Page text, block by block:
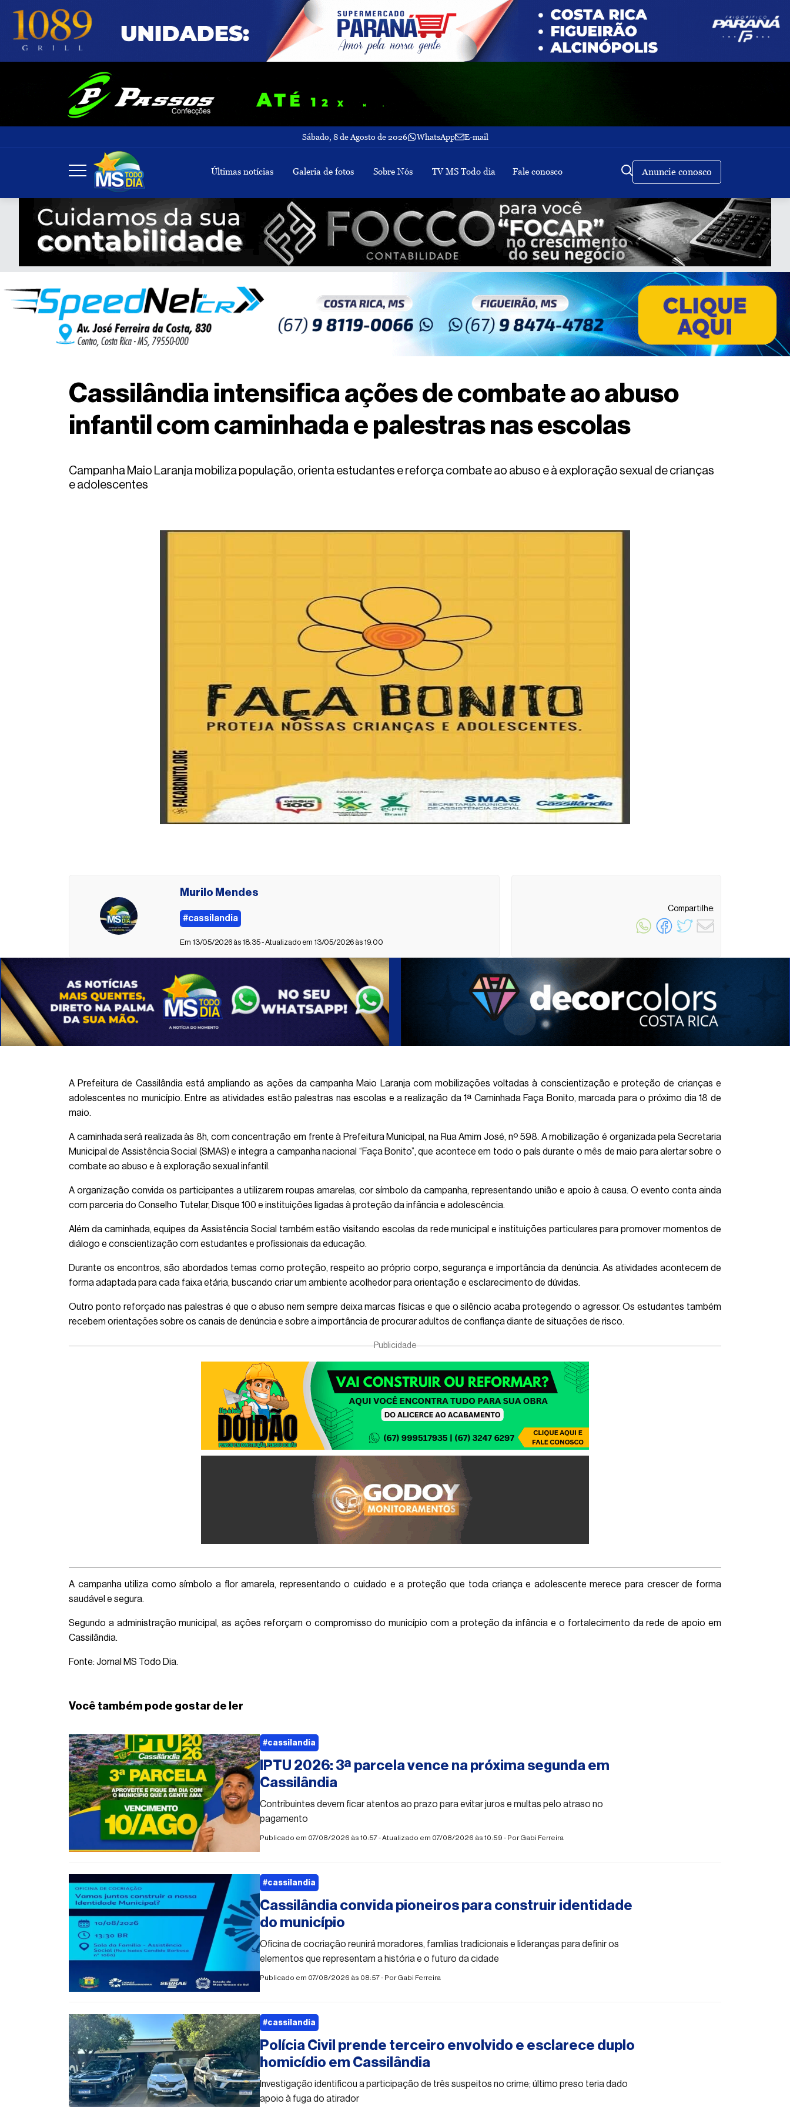
Sábado, 8 de Agosto de 2026 WhatsApp E-mail
Últimas notícias Galeria de fotos Sobre Nós TV MS Todo dia Fale conosco Anuncie conosco
Buscar
Cassilândia intensifica ações de combate ao abuso
infantil com caminhada e palestras nas escolas
Campanha Maio Laranja mobiliza população, orienta estudantes e reforça combate ao abuso e à exploração sexual de crianças
e adolescentes
Murilo Mendes
#cassilandia
Em 13/05/2026 às 18:35 - Atualizado em 13/05/2026 às 19:00
Compartilhe:
A Prefeitura de Cassilândia está ampliando as ações da campanha Maio Laranja com mobilizações voltadas à conscientização e proteção de crianças e
adolescentes no município. Entre as atividades estão palestras nas escolas e a realização da 1ª Caminhada Faça Bonito, marcada para o próximo dia 18 de
maio.
A caminhada será realizada às 8h, com concentração em frente à Prefeitura Municipal, na Rua Amim José, nº 598. A mobilização é organizada pela Secretaria
Municipal de Assistência Social (SMAS) e integra a campanha nacional “Faça Bonito”, que acontece em todo o país durante o mês de maio para alertar sobre o
combate ao abuso e à exploração sexual infantil.
A organização convida os participantes a utilizarem roupas amarelas, cor símbolo da campanha, representando união e apoio à causa. O evento conta ainda
com parceria do Conselho Tutelar, Disque 100 e instituições ligadas à proteção da infância e adolescência.
Além da caminhada, equipes da Assistência Social também estão visitando escolas da rede municipal e instituições particulares para promover momentos de
diálogo e conscientização com estudantes e profissionais da educação.
Durante os encontros, são abordados temas como proteção, respeito ao próprio corpo, segurança e importância da denúncia. As atividades acontecem de
forma adaptada para cada faixa etária, buscando criar um ambiente acolhedor para orientação e esclarecimento de dúvidas.
Outro ponto reforçado nas palestras é que o abuso nem sempre deixa marcas físicas e que o silêncio acaba protegendo o agressor. Os estudantes também
recebem orientações sobre os canais de denúncia e sobre a importância de procurar adultos de confiança diante de situações de risco.
Publicidade
A campanha utiliza como símbolo a flor amarela, representando o cuidado e a proteção que toda criança e adolescente merece para crescer de forma
saudável e segura.
Segundo a administração municipal, as ações reforçam o compromisso do município com a proteção da infância e o fortalecimento da rede de apoio em
Cassilândia.
Fonte: Jornal MS Todo Dia.
Você também pode gostar de ler
IPTU 2026: 3ª parcela vence na próxima segunda em
Cassilândia
Contribuintes devem ficar atentos ao prazo para evitar juros e multas pelo atraso no
pagamento
Publicado em 07/08/2026 às 10:57 - Atualizado em 07/08/2026 às 10:59 - PorGabi Ferreira
#cassilandia
Cassilândia convida pioneiros para construir identidade
do município
Oficina de cocriação reunirá moradores, famílias tradicionais e lideranças para definir os
elementos que representam a história e o futuro da cidade
Publicado em 07/08/2026 às 08:57 - PorGabi Ferreira
#cassilandia
Polícia Civil prende terceiro envolvido e esclarece duplo
homicídio em Cassilândia
Investigação identificou a participação de três suspeitos no crime; último preso teria dado
apoio à fuga do atirador
#cassilandia